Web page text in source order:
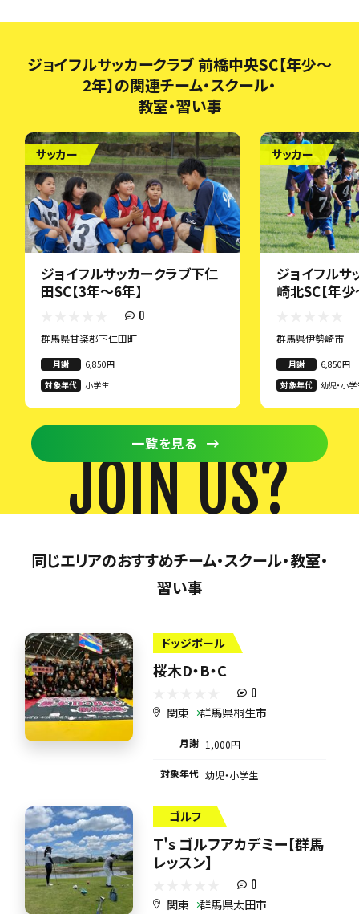
ジョイフルサッカークラブ 前橋中央SC【年少～
2年】の関連チーム・スクール・
教室・習い事
サッカー
ジョイフルサッカークラブ下仁
田SC【3年～6年】
0
群馬県甘楽郡下仁田町
月謝
6,850円
対象年代
小学生
サッカー
ジョイフルサ
崎北SC【年少
群馬県伊勢崎市
月謝
6,850円
対象年代
幼児・小
一覧を見る
JOIN US?
同じエリアのおすすめチーム・スクール・教室・
習い事
ドッジボール
桜木D・B・C
0
関東 群馬県桐生市
月謝 1,000円
対象年代 幼児・小学生
ゴルフ
Ｔ's ゴルフアカデミー【群馬
レッスン】
0
関東 群馬県太田市